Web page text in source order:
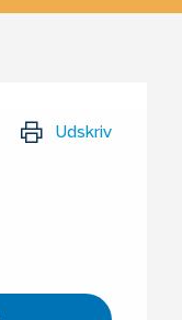
Udskriv